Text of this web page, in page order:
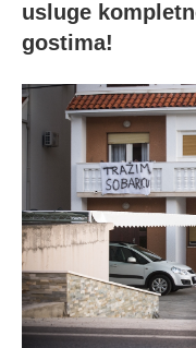
usluge
gostima!